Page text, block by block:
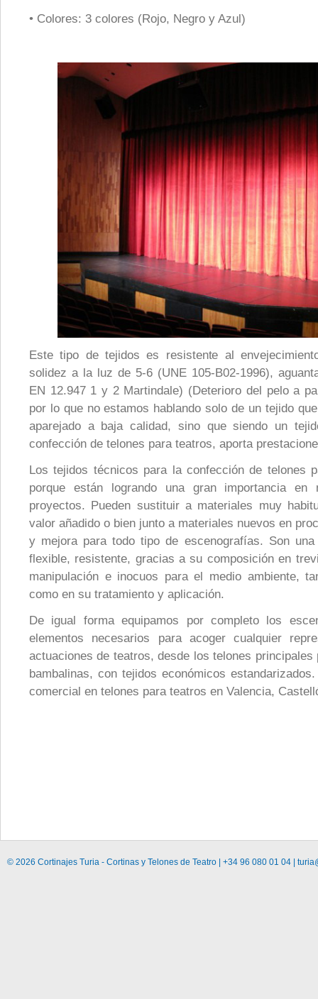
• Colores: 3 colores (Rojo, Negro y Azul)
Este tipo de tejidos es resistente al
solidez a la luz de 5-6 (UNE 105-B02-1996),
EN 12.947 1 y 2 Martindale) (Deterioro del pelo a
por lo que no estamos hablando solo de un tejido
aparejado a baja calidad, sino que siendo un
confección de telones para teatros, aporta
Los tejidos técnicos para la confección de telones
porque están logrando una gran importancia en
proyectos. Pueden sustituir a materiales muy
valor añadido o bien junto a materiales nuevos en
y mejora para todo tipo de escenografías. Son
flexible, resistente, gracias a su composición en
manipulación e inocuos para el medio ambiente,
como en su tratamiento y aplicación.
De igual forma equipamos por completo los
elementos necesarios para acoger cualquier
actuaciones de teatros, desde los telones
bambalinas, con tejidos económicos
comercial en telones para teatros en Valencia,
© 2026 Cortinajes Turia - Cortinas y Telones de Teatro | +34 96 080 01 04 |